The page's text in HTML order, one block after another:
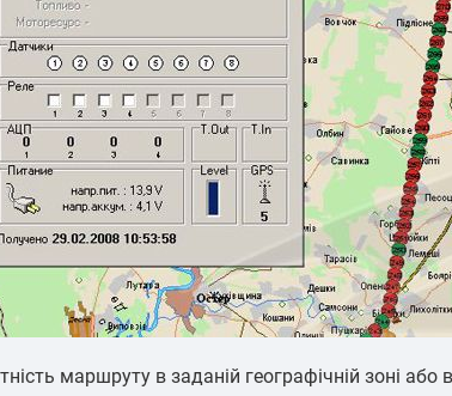
маршруту в заданій географічній зоні або